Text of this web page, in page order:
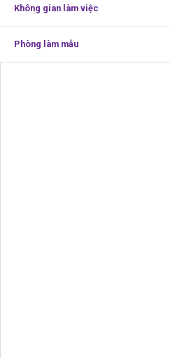
Không gian làm việc
Phòng làm mẫu